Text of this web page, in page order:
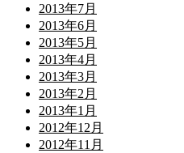
2013年7月
2013年6月
2013年5月
2013年4月
2013年3月
2013年2月
2013年1月
2012年12月
2012年11月